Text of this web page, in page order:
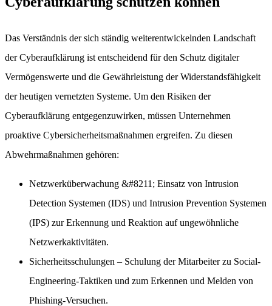
Das Verständnis der sich ständig weiterentwickelnden Landschaft
der Cyberaufklärung ist entscheidend für den Schutz digitaler
Vermögenswerte und die Gewährleistung der Widerstandsfähigkeit
der heutigen vernetzten Systeme. Um den Risiken der
Cyberaufklärung entgegenzuwirken, müssen Unternehmen
proaktive Cybersicherheitsmaßnahmen ergreifen. Zu diesen
Abwehrmaßnahmen gehören:
Netzwerküberwachung &#8211; Einsatz von Intrusion
Detection Systemen (IDS) und Intrusion Prevention Systemen
(IPS) zur Erkennung und Reaktion auf ungewöhnliche
Netzwerkaktivitäten.
Sicherheitsschulungen – Schulung der Mitarbeiter zu Social-
Engineering-Taktiken und zum Erkennen und Melden von
Phishing-Versuchen.